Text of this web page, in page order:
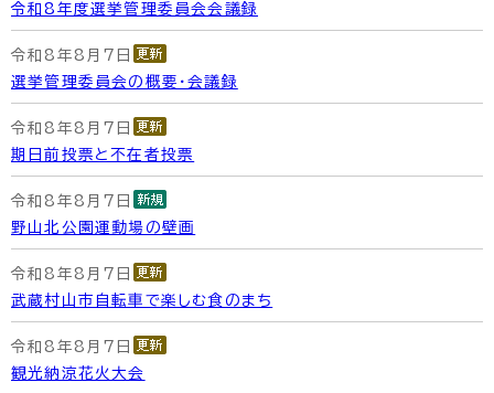
令和8年度選挙管理委員会会議録
令和8年8月7日
選挙管理委員会の概要・会議録
令和8年8月7日
期日前投票と不在者投票
令和8年8月7日
野山北公園運動場の壁画
令和8年8月7日
武蔵村山市自転車で楽しむ食のまち
令和8年8月7日
観光納涼花火大会